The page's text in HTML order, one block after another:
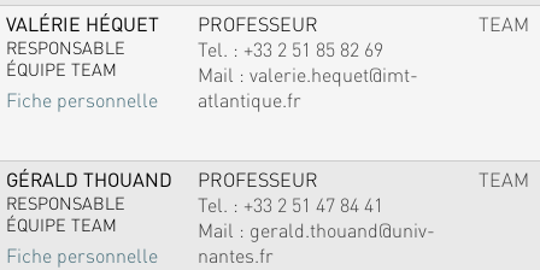
VALÉRIE HÉQUET
RESPONSABLE
ÉQUIPE TEAM
Fiche personnelle
PROFESSEUR
Tel. : +33 2 51 85 82 69
Mail : valerie.hequet@imt-
atlantique.fr
TEAM
GÉRALD THOUAND
RESPONSABLE
ÉQUIPE TEAM
Fiche personnelle
PROFESSEUR
Tel. : +33 2 51 47 84 41
Mail : gerald.thouand@univ-
nantes.fr
TEAM